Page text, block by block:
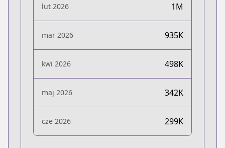
lut 2026 1M
mar 2026 935K
kwi 2026 498K
maj 2026 342K
cze 2026 299K